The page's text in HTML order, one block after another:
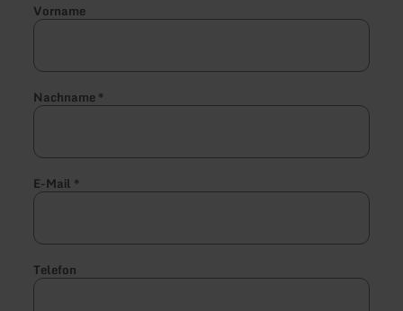
Vorname
Nachname*
E-Mail *
Telefon